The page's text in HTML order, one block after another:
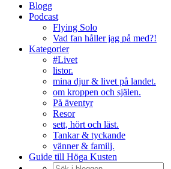
Blogg
Podcast
Flying Solo
Vad fan håller jag på med?!
Kategorier
#Livet
listor.
mina djur & livet på landet.
om kroppen och själen.
På äventyr
Resor
sett, hört och läst.
Tankar & tyckande
vänner & familj.
Guide till Höga Kusten